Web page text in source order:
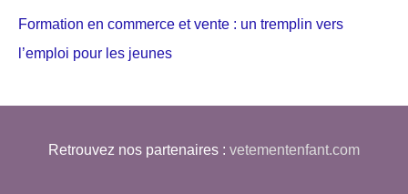
Formation en commerce et vente : un tremplin vers
l’emploi pour les jeunes
Retrouvez nos partenaires : vetementenfant.com